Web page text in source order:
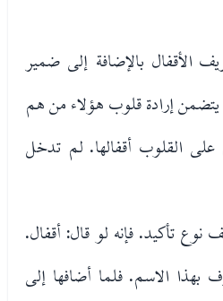
الأقفال بالإضافة إلى ضمير
يتضمن إرادة قلوب هؤلاء من هم
القلوب أقفالها. لم تدخل
نوع تأكيد. فإنه لو قال: أقفال.
الاسم. فلما أضافها إلى